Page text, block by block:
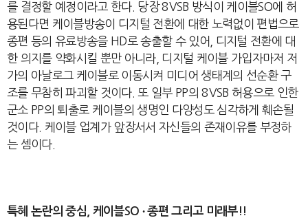
를 결정할 예정이라고 한다. 당장8VSB 방식이 케이블SO에 허
용된다면 케이블방송이 디지털 전환에 대한 노력없이 편법으로
종편 등의 유료방송을 HD 로 송출할 수 있어
디지털 전환에 대
한 의지를 약화시킬 뿐만 아니라, 디지털 케이블 가입자마저 저
가의 아날로그 케이블로 이동시켜 미디어 생태계의 선순환 구
조를 무참히 파괴할 것이다. 또 일부 PP의8VSB 허용으로 인한
군소 PP의 퇴출로 케이블의 생명인 다양성도 심각하게 훼손될
것이다. 케이블 업계가 앞장서서 자신들의 존재이유를 부정하
는 셈이다.
특혜 논란의 중심 케이블SO ∙종편 그리고 미래부!!